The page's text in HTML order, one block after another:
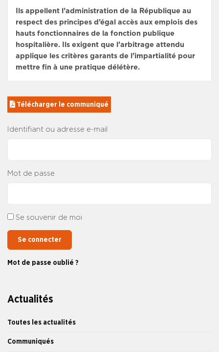
Actualités
Toutes les actualités
Communiqués
Ils appellent l’administration de la République au
respect des principes d’égal accès aux emplois des
hauts fonctionnaires de la fonction publique
hospitalière. Ils exigent que l’arbitrage attendu
applique les critères garants de l’impartialité pour
mettre fin à une pratique délétère.
Télécharger le communiqué
Identifiant ou adresse e-mail
Mot de passe
Se souvenir de moi
Se connecter
Mot de passe oublié ?